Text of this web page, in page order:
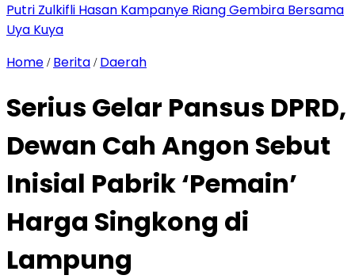
Putri Zulkifli Hasan Kampanye Riang Gembira Bersama
Uya Kuya
Home / Berita / Daerah
Serius Gelar Pansus DPRD,
Dewan Cah Angon Sebut
Inisial Pabrik ‘Pemain’
Harga Singkong di
Lampung